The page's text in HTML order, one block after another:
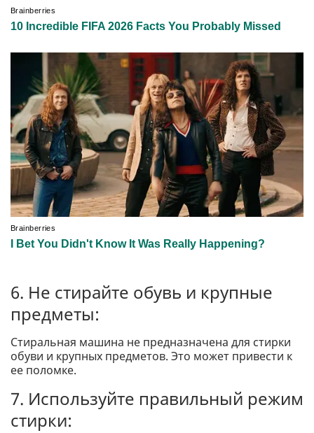
6. Не стирайте обувь и крупные
предметы:
Стиральная машина не предназначена для стирки
обуви и крупных предметов. Это может привести к
ее поломке.
7. Используйте правильный режим
стирки: